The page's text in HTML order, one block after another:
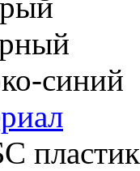
синий
пластик